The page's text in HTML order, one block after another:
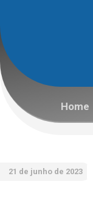
content
Home
21 de junho de 2023